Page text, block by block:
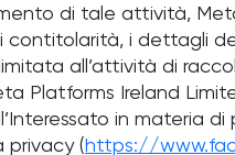
di tale attività,
i dettagli
all’attività di
Platforms Ireland
in materia
privacy ( https://